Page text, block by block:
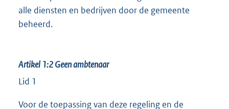
alle diensten en bedrijven door de gemeente
beheerd.
Artikel 1:2Geen ambtenaar
Lid 1
Voor de toepassing van deze regeling en de